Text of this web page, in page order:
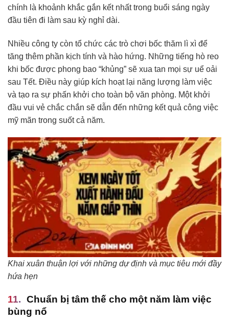
chính là khoảnh khắc gắn kết nhất trong buổi sáng ngày
đầu tiên đi làm sau kỳ nghỉ dài.
Nhiều công ty còn tổ chức các trò chơi bốc thăm lì xì để
tăng thêm phần kịch tính và hào hứng. Những tiếng hò reo
khi bốc được phong bao “khủng” sẽ xua tan mọi sự uể oải
sau Tết. Điều này giúp kích hoạt lại năng lượng làm việc
và tạo ra sự phấn khởi cho toàn bộ văn phòng. Một khởi
đầu vui vẻ chắc chắn sẽ dẫn đến những kết quả công việc
mỹ mãn trong suốt cả năm.
Khai xuân thuận lợi với những dự định và mục tiêu mới đầy
hứa hẹn
Chuẩn bị tâm thế cho một năm làm việc
bùng nổ